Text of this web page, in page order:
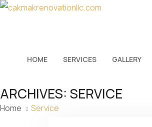
HOME SERVICES GALLERY
ARCHIVES: SERVICE
Home Service